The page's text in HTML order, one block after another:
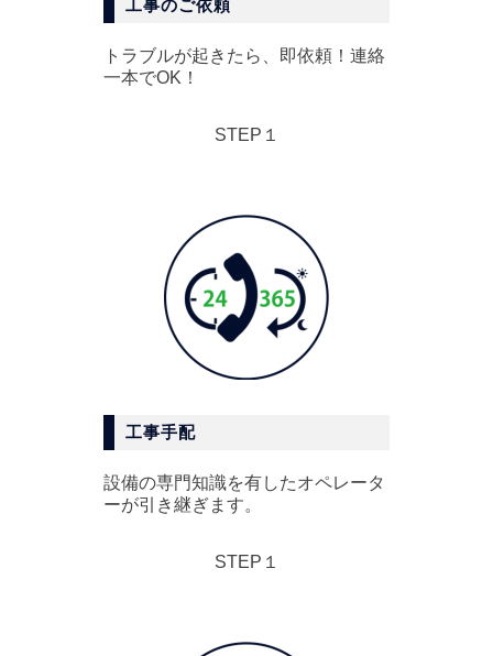
工事のご依頼
トラブルが起きたら、即依頼！連絡
一本でOK！
STEP１
工事手配
設備の専門知識を有したオペレータ
ーが引き継ぎます。
STEP１